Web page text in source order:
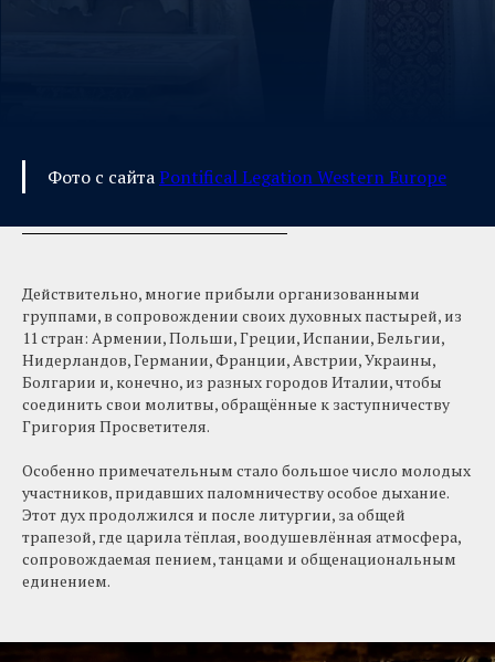
Фото с сайтаPontifical Legation Western Europe
Действительно, многие прибыли организованными
группами, в сопровождении своих духовных пастырей, из
11 стран: Армении, Польши, Греции, Испании, Бельгии,
Нидерландов, Германии, Франции, Австрии, Украины,
Болгарии и, конечно, из разных городов Италии, чтобы
соединить свои молитвы, обращённые к заступничеству
Григория Просветителя.
Особенно примечательным стало большое число молодых
участников, придавших паломничеству особое дыхание.
Этот дух продолжился и после литургии, за общей
трапезой, где царила тёплая, воодушевлённая атмосфера,
сопровождаемая пением, танцами и общенациональным
единением.